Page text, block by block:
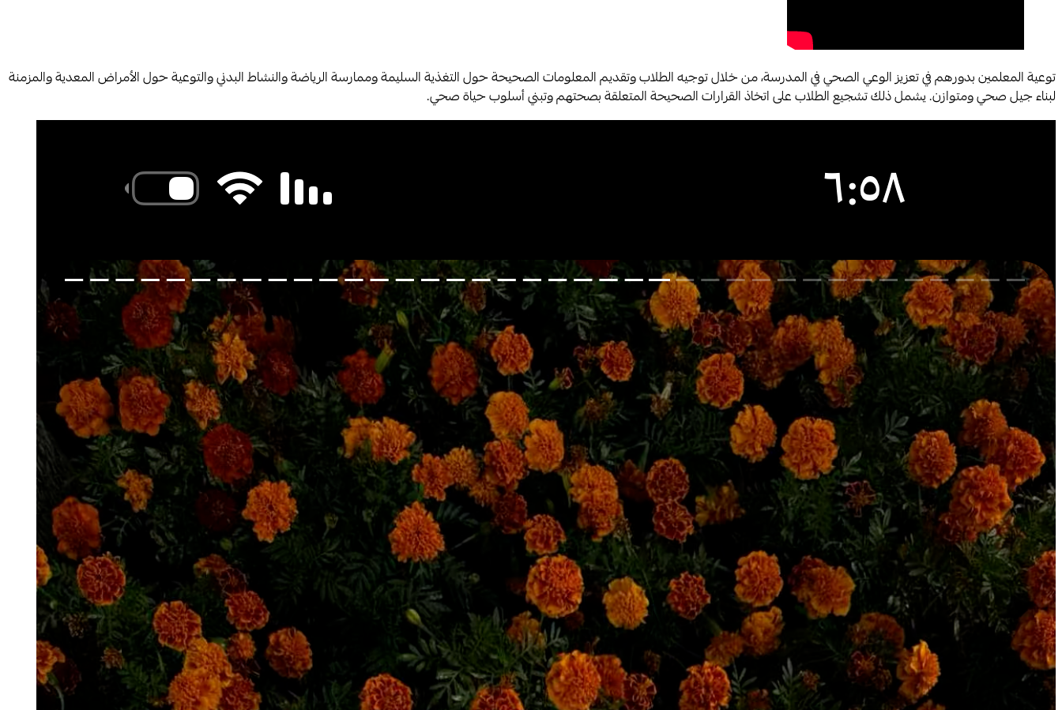
توعية المعلمين بدورهم في تعزيز الوعي الصحي في المدرسة، من خلال توجيه الطلاب وتقديم المعلومات الصحيحة حول التغذية السليمة وممارسة الرياضة والنشاط البدني والتوعية حول الأمراض المعدية والمزمنة
لبناء جيل صحي ومتوازن. يشمل ذلك تشجيع الطلاب على اتخاذ القرارات الصحيحة المتعلقة بصحتهم وتبني أسلوب حياة صحي.